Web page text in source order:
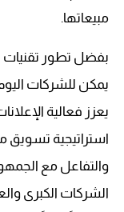
مبيعاتها.
بفضل تطور تقنيات
يمكن للشركات
يعزز فعالية
استراتيجية تسويق
والتفاعل مع
الشركات الكبرى